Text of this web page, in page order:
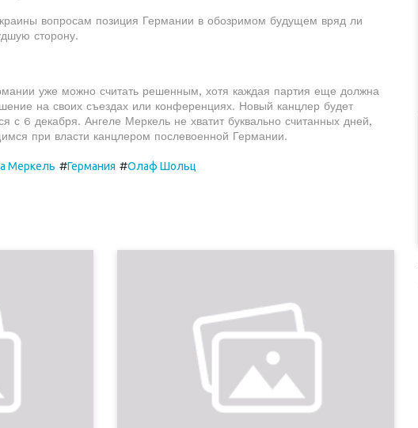
вопросам позиция Германии в обозримом будущем вряд ли
сторону.
уже можно считать решенным, хотя каждая партия еще должна
на своих съездах или конференциях. Новый канцлер будет
с 6 декабря. Ангеле Меркель не хватит буквально считанных дней,
при власти канцлером послевоенной Германии.
Меркель #Германия #Олаф Шольц